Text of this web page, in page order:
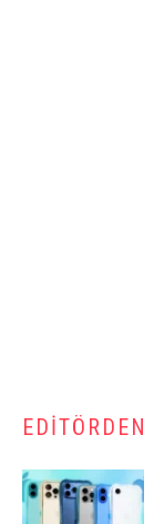
EDITÖRDEN